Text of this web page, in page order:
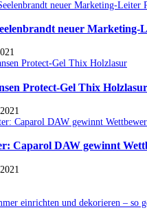
neuer
Protect-Gel Thix Holzlasur
Caparol DAW gewinnt